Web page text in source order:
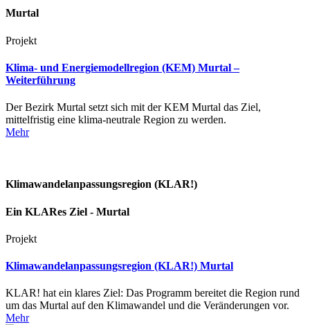
Murtal
Projekt
Klima- und Energiemodellregion (KEM) Murtal –
Weiterführung
Der Bezirk Murtal setzt sich mit der KEM Murtal das Ziel,
mittelfristig eine klima-neutrale Region zu werden.
Mehr
Klimawandelanpassungsregion (KLAR!)
Ein KLARes Ziel - Murtal
Projekt
Klimawandelanpassungsregion (KLAR!) Murtal
KLAR! hat ein klares Ziel: Das Programm bereitet die Region rund
um das Murtal auf den Klimawandel und die Veränderungen vor.
Mehr